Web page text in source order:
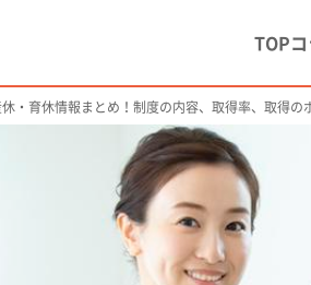
TOP
・育休情報まとめ！制度の内容、取得率、取得の